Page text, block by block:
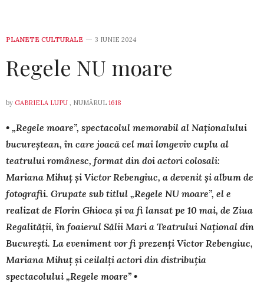
PLANETE CULTURALE 3 IUNIE 2024
Regele NU moare
by GABRIELA LUPU , NUMĂRUL 1618
• „Regele moare”, spectacolul memorabil al Naționalului
bucureștean, în care joacă cel mai longeviv cuplu al
teatrului românesc, format din doi actori colosali:
Mariana Mihuț și Victor Rebengiuc, a devenit și album de
fotografii. Grupate sub titlul „Regele NU moare”, el e
realizat de Florin Ghioca și va fi lansat pe 10 mai, de Ziua
Rega­li­tății, în foaierul Sălii Mari a Teatrului Național din
București. La eveniment vor fi prezenți Victor Rebengiuc,
Mariana Mihuț și ceilalți actori din distribuția
spectacolului „Regele moare” •